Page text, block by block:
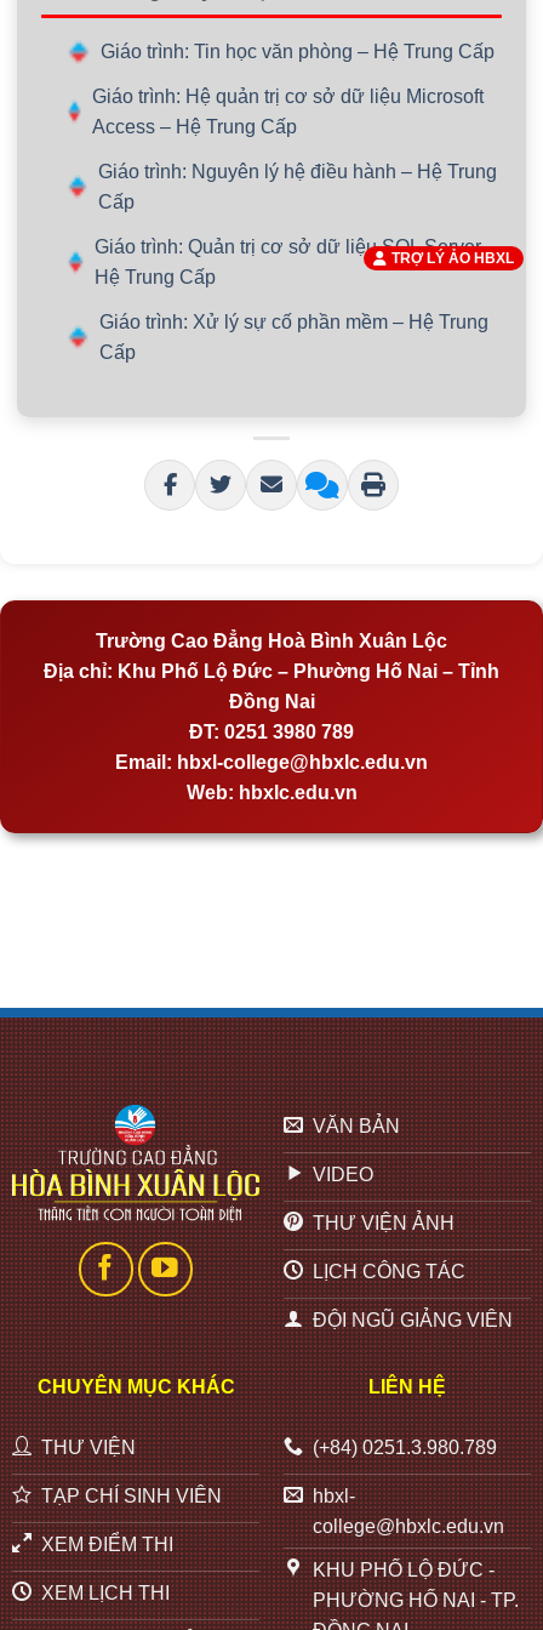
Giáo trình: Tin học văn phòng – Hệ Trung Cấp
Giáo trình: Hệ quản trị cơ sở dữ liệu Microsoft
Access – Hệ Trung Cấp
Giáo trình: Nguyên lý hệ điều hành – Hệ Trung
Cấp
Giáo trình: Quản trị cơ sở dữ liệu SQL Server –
Hệ Trung Cấp
Giáo trình: Xử lý sự cố phần mềm – Hệ Trung
Cấp
Trường Cao Đẳng Hoà Bình Xuân Lộc
Địa chỉ: Khu Phố Lộ Đức – Phường Hố Nai – Tỉnh
Đồng Nai
ĐT: 0251 3980 789
Email: hbxl-college@hbxlc.edu.vn
Web: hbxlc.edu.vn
VĂN BẢN
VIDEO
THƯ VIỆN ẢNH
LỊCH CÔNG TÁC
ĐỘI NGŨ GIẢNG VIÊN
CHUYÊN MỤC KHÁC
THƯ VIỆN
TẠP CHÍ SINH VIÊN
XEM ĐIỂM THI
XEM LỊCH THI
LIÊN HỆ
(+84) 0251.3.980.789
hbxl-
college@hbxlc.edu.vn
KHU PHỐ LỘ ĐỨC -
PHƯỜNG HỐ NAI - TP.
TRỢ LÝ ẢO HBXL